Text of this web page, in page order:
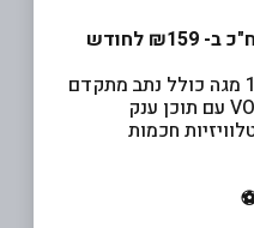
ואח"כ ב- ₪159 לחודש